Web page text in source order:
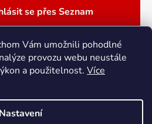
Vám umožnili pohodlné
provozu webu neustále
a použitelnost. Více
Nastavení
se přes Seznam
aja.cz